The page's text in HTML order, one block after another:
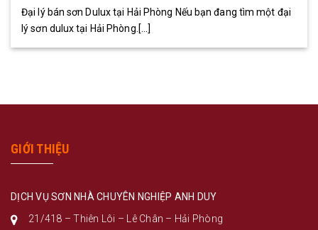
Đại lý bán sơn Dulux tại Hải Phòng Nếu bạn đang tìm một đại
lý sơn dulux tại Hải Phòng.[...]
GIỚI THIỆU
DỊCH VỤ SƠN NHÀ CHUYÊN NGHIỆP ANH DUY
21/418 – Thiên Lôi – Lê Chân – Hải Phòng